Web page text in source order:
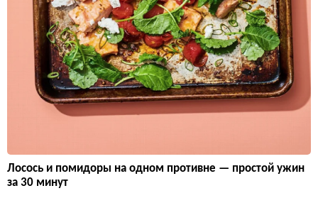
Лосось и помидоры на одном противне — простой ужин
за 30 минут